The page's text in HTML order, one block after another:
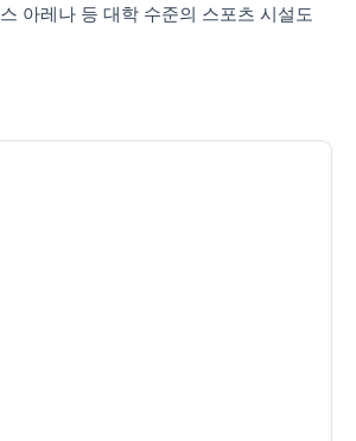
아레나 등 대학 수준의 스포츠 시설도